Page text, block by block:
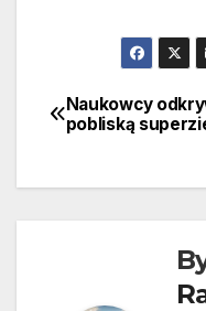
Naukowcy
pobliską